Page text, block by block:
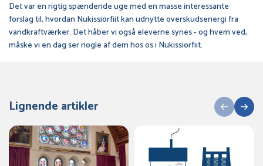
Det var en rigtig spændende uge med en masse interessante
forslag til, hvordan Nukissiorfiit kan udnytte overskudsenergi fra
vandkraftværker. Det håber vi også eleverne synes - og hvem ved,
måske vi en dag ser nogle af dem hos os i Nukissiorfiit.
Lignende artikler